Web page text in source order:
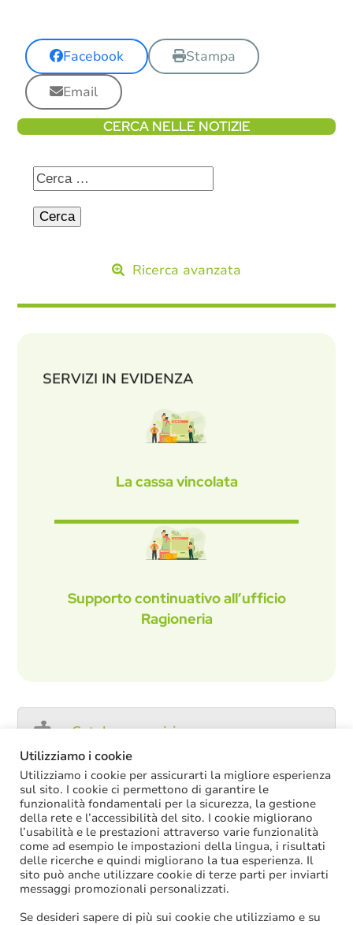
Facebook
Stampa
Email
CERCA NELLE NOTIZIE
Ricerca avanzata
SERVIZI IN EVIDENZA
La cassa vincolata
Supporto continuativo all’ufficio
Ragioneria
Catalogo servizi
ULTIME NOTIZIE
Decreto PA: nella versione definitiva salta il
chiarimento sul trattamento economico
spettante durante le ferie
La soppressione dei vecchi tetti di spesa
offre più margini anche per l’aumento del
ACCRUAL: come si registrano i
Utilizziamo i cookie
Utilizziamo i cookie per assicurarti la migliore esperienza
sul sito. I cookie ci permettono di garantire le
funzionalità fondamentali per la sicurezza, la gestione
della rete e l’accessibilità del sito. I cookie migliorano
l’usabilità e le prestazioni attraverso varie funzionalità
come ad esempio le impostazioni della lingua, i risultati
delle ricerche e quindi migliorano la tua esperienza. Il
sito può anche utilizzare cookie di terze parti per inviarti
messaggi promozionali personalizzati.
Se desideri sapere di più sui cookie che utilizziamo e su